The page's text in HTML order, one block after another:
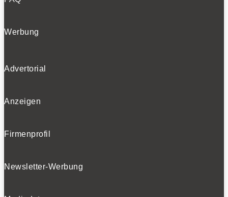
Werbung
Advertorial
Anzeigen
Firmenprofil
Newsletter-Werbung